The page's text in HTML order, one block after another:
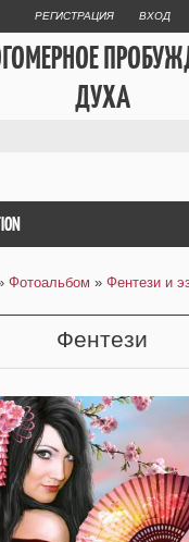
РЕГИСТРАЦИЯ ВХОД
ДУХА
Фотоальбом » Фентези и
Фентези